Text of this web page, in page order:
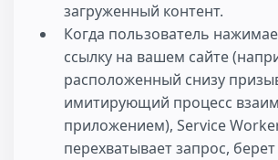
загруженный контент.
Когда пользователь
ссылку на вашем сайте
расположенный снизу
имитирующий процесс
приложением), Service
перехватывает запрос,